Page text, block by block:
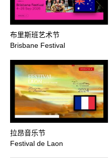
布里斯班艺术节
Brisbane Festival
拉昂音乐节
Festival de Laon